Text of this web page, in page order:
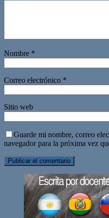
Nombre *
Correo electrónico *
Sitio web
Guarde mi nombre, correo
navegador para la próxima vez